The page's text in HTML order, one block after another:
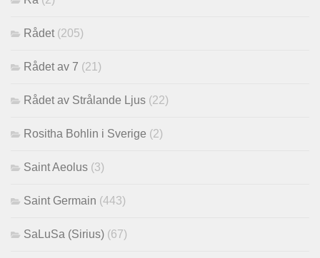
Rådet (205)
Rådet av 7 (21)
Rådet av Strålande Ljus (22)
Rositha Bohlin i Sverige (2)
Saint Aeolus (3)
Saint Germain (443)
SaLuSa (Sirius) (67)